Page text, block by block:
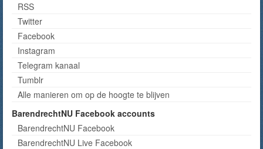
RSS
Twitter
Facebook
Instagram
Telegram kanaal
Tumblr
Alle manieren om op de hoogte te blijven
BarendrechtNU Facebook accounts
BarendrechtNU Facebook
BarendrechtNU Live Facebook